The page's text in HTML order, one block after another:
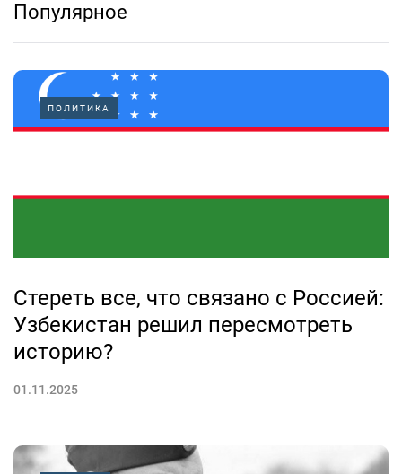
Популярное
ПОЛИТИКА
Стереть все, что связано с Россией:
Узбекистан решил пересмотреть
историю?
01.11.2025